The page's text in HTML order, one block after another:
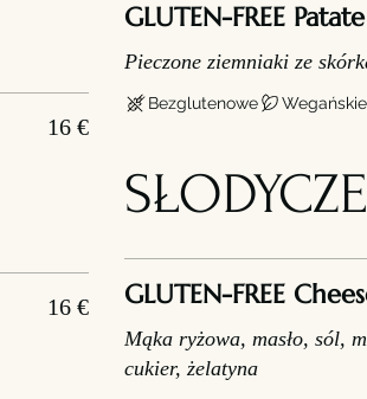
16 €
16 €
GLUTEN-FREE
Pieczone ziemniaki ze
Bezglutenowe Wegańskie
GLUTEN-FREE
Mąka ryżowa, masło, sól,
cukier, żelatyna